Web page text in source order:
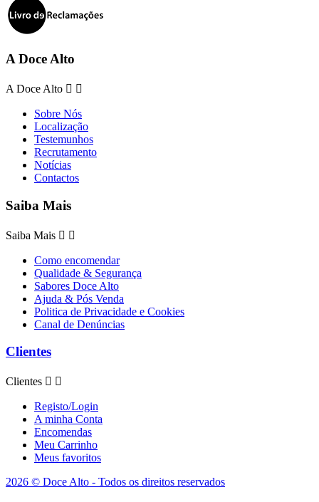
A Doce Alto
A Doce Alto  
Sobre Nós
Localização
Testemunhos
Recrutamento
Notícias
Contactos
Saiba Mais
Saiba Mais  
Como encomendar
Qualidade & Segurança
Sabores Doce Alto
Ajuda & Pós Venda
Politica de Privacidade e Cookies
Canal de Denúncias
Clientes
Clientes  
Registo/Login
A minha Conta
Encomendas
Meu Carrinho
Meus favoritos
2026 © Doce Alto - Todos os direitos reservados